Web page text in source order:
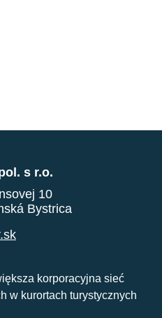
s r.o.
10
Bystrica
korporacyjna sieć
w kurortach turystycznych